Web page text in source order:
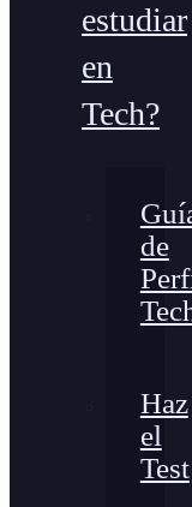
estudiar
en
Tech?
de
Haz
el
Test